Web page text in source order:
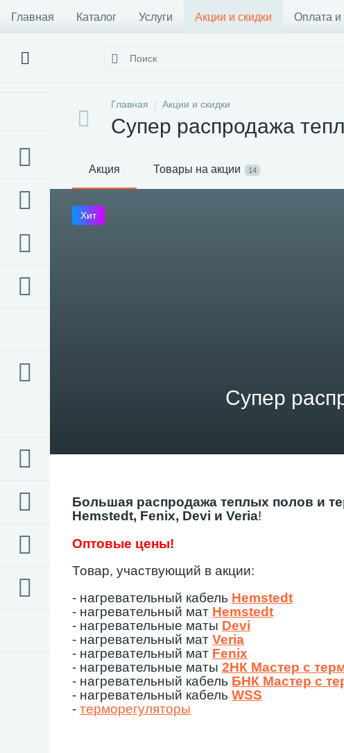
Главная Каталог Услуги Акции и скидки Оплата и
Главная Акции и скидки
Супер распродажа
Акция Товары на акции 14
Супер
Хит
Большая распродажа теплых полов и
Hemstedt, Fenix, Devi и Veria!
Оптовые цены!
Товар, участвующий в акции:
- нагревательный кабель Hemstedt
- нагревательный мат Hemstedt
- нагревательные маты Devi
- нагревательный мат Veria
- нагревательный мат Fenix
- нагревательные маты 2НК Мастер с
- нагревательный кабель БНК Мастер с
- нагревательный кабель WSS
- терморегуляторы